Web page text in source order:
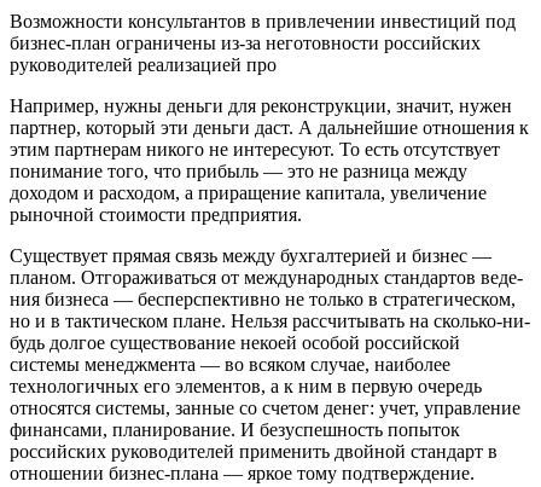
Возможности консультантов в привлечении инвестиций под
бизнес-план ограничены из-за неготовности российских
руководителей реализацией про­
Например, нужны деньги для реконструкции, значит, ну­жен
партнер, который эти деньги даст. А дальнейшие отноше­ния к
этим партнерам никого не интересуют. То есть отсут­ствует
понимание того, что прибыль — это не разница между
доходом и расходом, а приращение капитала, увеличение
рыноч­ной стоимости предприятия.
Существует прямая связь между бухгалтерией и бизнес —
планом. Отгораживаться от международных стандартов веде­
ния бизнеса — бесперспективно не только в стратегическом,
но и в тактическом плане. Нельзя рассчитывать на сколько-ни­
будь долгое существование некоей особой российской
системы менеджмента — во всяком случае, наиболее
технологичных его элементов, а к ним в первую очередь
относятся системы, занные со счетом денег: учет, управление
финансами, плани­рование. И безуспешность попыток
российских руководите­лей применить двойной стандарт в
отношении бизнес-плана — яркое тому подтверждение.